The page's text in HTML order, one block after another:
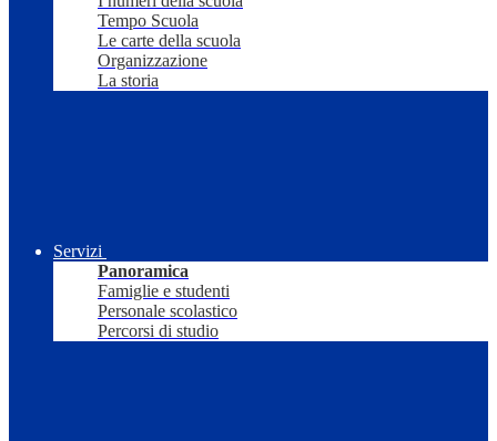
Tempo Scuola
Le carte della scuola
Organizzazione
La storia
Servizi
Panoramica
Famiglie e studenti
Personale scolastico
Percorsi di studio